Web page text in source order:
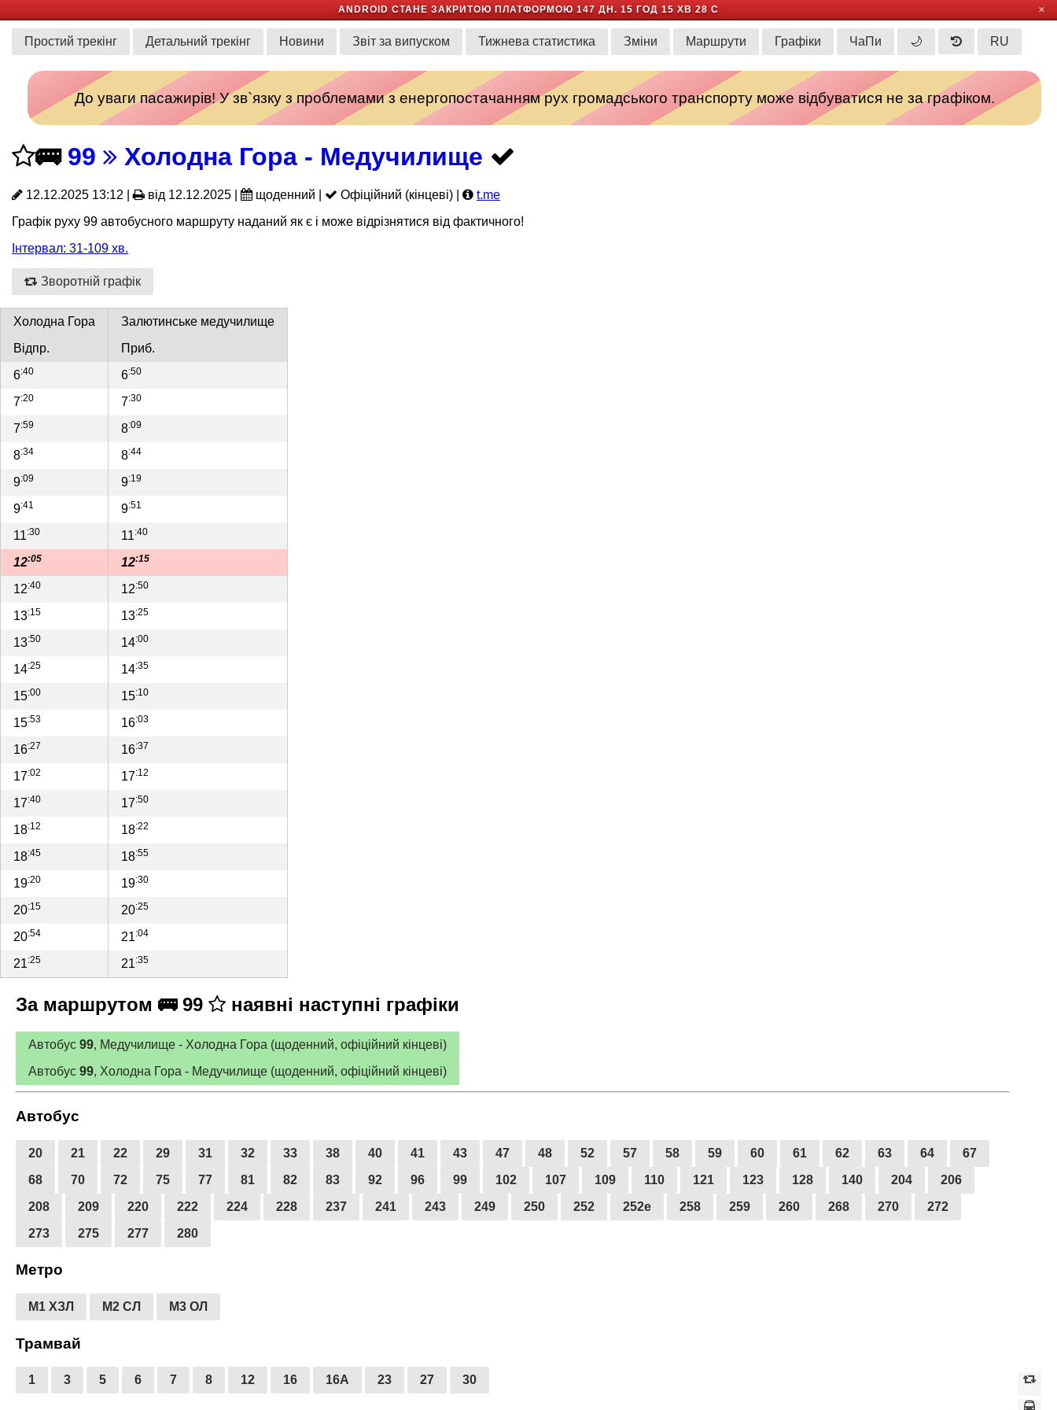
ANDROID СТАНЕ ЗАКРИТОЮ ПЛАТФОРМОЮ 147 ДН. 15 ГОД 15 ХВ 28 С ✕
Простий трекінг Детальний трекінг Новини Звіт за випуском Тижнева статистика Зміни Маршрути Графіки ЧаПи 🌙 RU
До уваги пасажирів! У зв`язку з проблемами з енергопостачанням рух громадського транспорту може відбуватися не за графіком.
🚌 99 Холодна Гора - Медучилище
12.12.2025 13:12 | від 12.12.2025 | щоденний | Офіційний (кінцеві) |
t.me
Графік руху 99 автобусного маршруту наданий як є і може відрізнятися від фактичного!
Інтервал: 31-109 хв.
Зворотній графік
Холодна Гора
Залютинське медучилище
Відпр.
Приб.
6:40 6:50
7:20 7:30
7:59 8:09
8:34 8:44
9:09 9:19
9:41 9:51
11:30 11:40
12:05 12:15
12:40 12:50
13:15 13:25
13:50 14:00
14:25 14:35
15:00 15:10
15:53 16:03
16:27 16:37
17:02 17:12
17:40 17:50
18:12 18:22
18:45 18:55
19:20 19:30
20:15 20:25
20:54 21:04
21:25 21:35
За маршрутом 🚌 99 наявні наступні графіки
Автобус 99, Медучилище - Холодна Гора (щоденний, офіційний кінцеві)
Автобус 99, Холодна Гора - Медучилище (щоденний, офіційний кінцеві)
Автобус
20 21 22 29 31 32 33 38 40 41 43 47 48 52 57 58 59 60 61 62 63 64
67
68
70 72 75 77 81 82 83 92 96 99 102 107 109 110 121 123 128 140 204
206
208
209 220 222 224 228 237 241 243 249 250 252 252е 258 259 260 268 270
272
273
275 277 280
Метро
М1 ХЗЛ М2 СЛ М3 ОЛ
Трамвай
1 3 5 6 7 8 12 16 16А 23 27 30